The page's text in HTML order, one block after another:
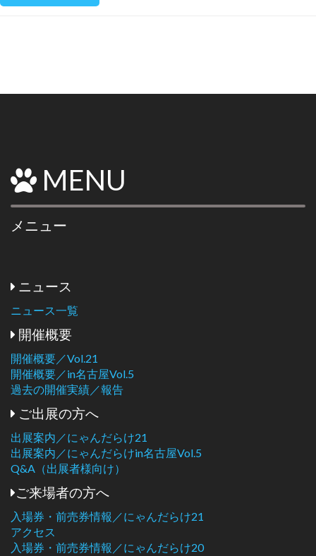
MENU
メニュー
ニュース
ニュース一覧
開催概要
開催概要／Vol.21
開催概要／in名古屋Vol.5
過去の開催実績／報告
ご出展の方へ
出展案内／にゃんだらけ21
出展案内／にゃんだらけin名古屋Vol.5
Q&A（出展者様向け）
ご来場者の方へ
入場券・前売券情報／にゃんだらけ21
アクセス
入場券・前売券情報／にゃんだらけ20